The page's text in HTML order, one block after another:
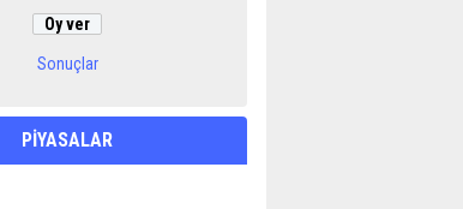
Sonuçlar
PİYASALAR